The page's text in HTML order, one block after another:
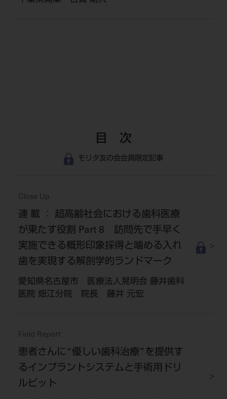
目 次
モリタ友の会会員限定記事
Close Up
連 載 ： 超高齢社会における歯科医療
が果たす役割 Part 8 訪問先で手早く
実施できる概形印象採得と噛める入れ
歯を実現する解剖学的ランドマーク
愛知県名古屋市 医療法人晃明会 藤井歯科
医院 畑江分院 院長 藤井 元宏
Field Report
患者さんに“優しい歯科治療”を提供す
るインプラントシステムと手術用ドリ
ルビット